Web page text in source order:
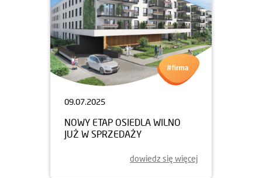
09.07.2025
NOWY ETAP OSIEDLA WILNO
JUŻ W SPRZEDAŻY
dowiedz się więcej